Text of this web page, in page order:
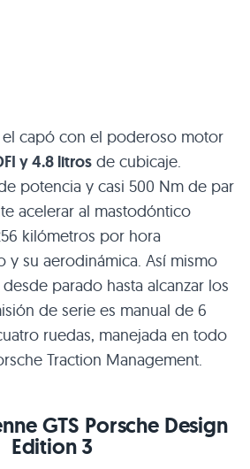
capó con el poderoso motor
y 4.8 litros de cubicaje.
potencia y casi 500 Nm de par
acelerar al mastodóntico
kilómetros por hora
y su aerodinámica. Así mismo
parado hasta alcanzar los
de serie es manual de 6
ruedas, manejada en todo
Traction Management.
GTS Porsche Design
Edition 3